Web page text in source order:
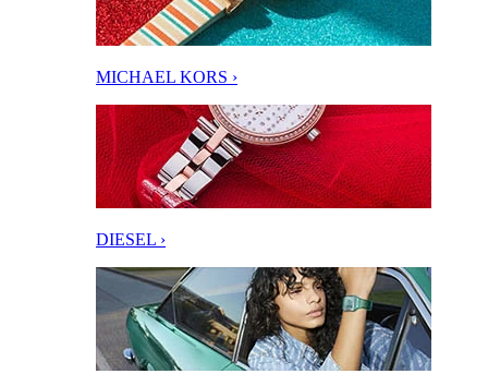
MICHAEL KORS ›
DIESEL ›